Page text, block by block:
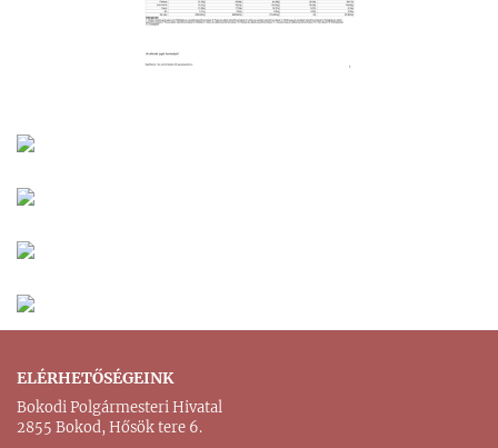
ELÉRHETŐSÉGEINK
Bokodi Polgármesteri Hivatal
2855 Bokod, Hősök tere 6.